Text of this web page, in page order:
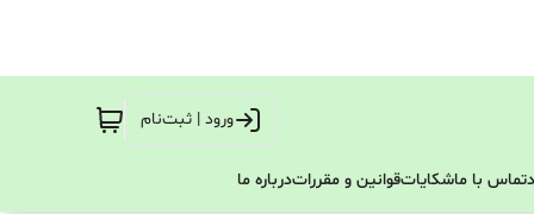
ورود | ثبت‌نام
تماس با ماشکایاتقوانین و مقرراتدرباره ما